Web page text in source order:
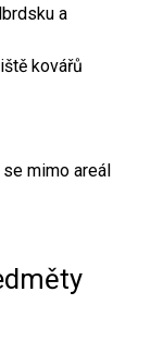
a
kovářů
mimo areál